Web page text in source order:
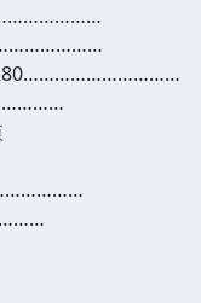
280…………………………